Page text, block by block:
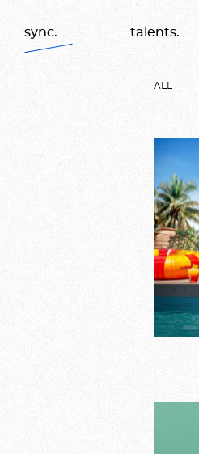
sync. talents.
ALL